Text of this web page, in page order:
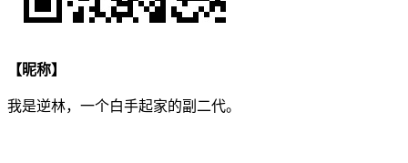
【昵称】
我是逆林，一个白手起家的副二代。